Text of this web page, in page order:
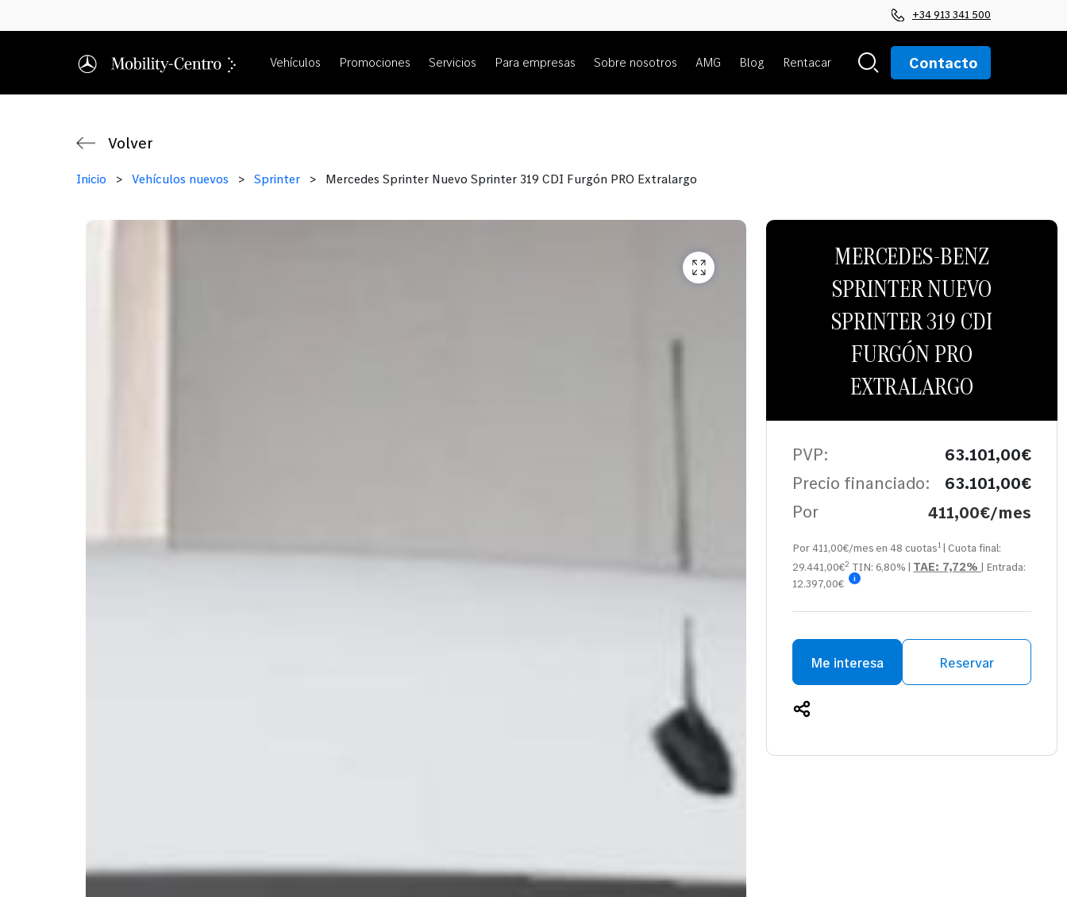
+34 913 341 500
Vehículos Promociones Servicios Para empresas Sobre nosotros AMG Blog Rentacar Contacto
Volver
Inicio > Vehículos nuevos > Sprinter > Mercedes Sprinter Nuevo Sprinter 319 CDI Furgón PRO Extralargo
MERCEDES-BENZ
SPRINTER NUEVO
SPRINTER 319 CDI
FURGÓN PRO
EXTRALARGO
PVP:
63.101,00€
Precio financiado:
63.101,00€
Por
411,00€/mes
Por 411,00€/mes en48 cuotas1 | Cuota final:
29.441,00€2 TIN: 6,80%| TAE: 7,72%| Entrada:
12.397,00€
i
Me interesa Reservar